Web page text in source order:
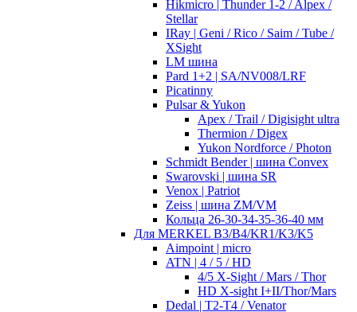
Hikmicro | Thunder 1-2 / Alpex /
Stellar
IRay | Geni / Rico / Saim / Tube /
XSight
LM шина
Pard 1+2 | SA/NV008/LRF
Picatinny
Pulsar & Yukon
Apex / Trail / Digisight ultra
Thermion / Digex
Yukon Nordforce / Photon
Schmidt Bender | шина Convex
Swarovski | шина SR
Venox | Patriot
Zeiss | шина ZM/VM
Кольца 26-30-34-35-36-40 мм
Для MERKEL B3/B4/KR1/K3/K5
Aimpoint | micro
ATN | 4 / 5 / HD
4/5 X-Sight / Mars / Thor
HD X-sight I+II/Thor/Mars
Dedal | T2-T4 / Venator